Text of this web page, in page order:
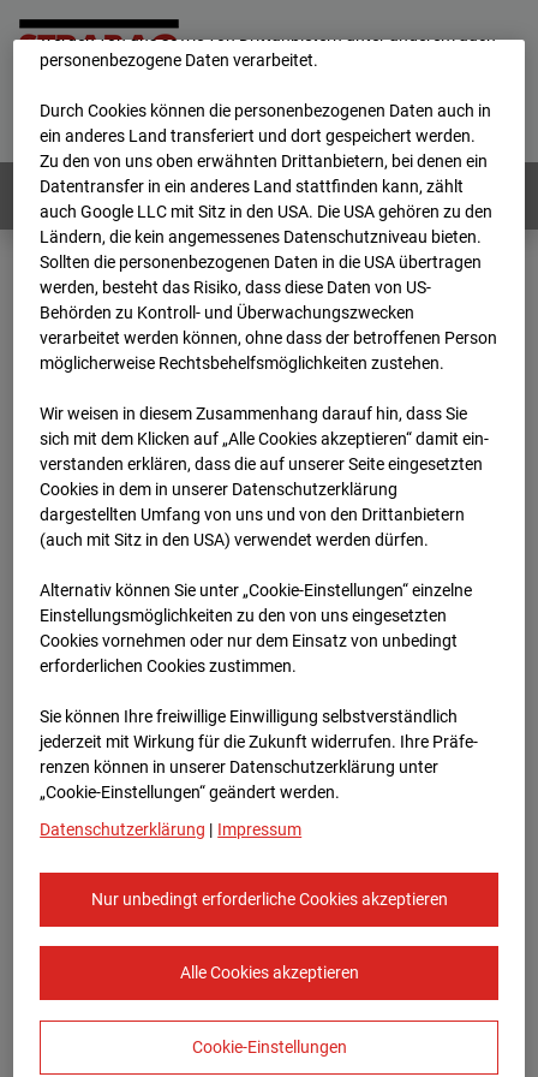
Deutsch / English
Webcams: Alle Länder
Home
Österreich
BC-179 - BV-Meischlgasse Bpl 5B – 96WE - Cam 1
Archiv
2026 07 08 15:00
BC-179 - BV-
Meischlgasse Bpl 5B –
96WE - Cam 1
Meischlgasse 32, 1230 Wien
Zur Übersicht
Europe/Vienna
werden von uns sowie von Drittanbietern unter anderem auch
personenbezogene Daten verarbeitet.
Durch Cookies können die personenbezogenen Daten auch in
ein anderes Land transferiert und dort gespeichert werden.
Zu den von uns oben erwähnten Drittanbietern, bei denen ein
Datentransfer in ein anderes Land stattfinden kann, zählt
auch Google LLC mit Sitz in den USA. Die USA gehören zu den
Ländern, die kein angemessenes Datenschutzniveau bieten.
Sollten die personenbezogenen Daten in die USA übertragen
werden, besteht das Risiko, dass diese Daten von US-
Behörden zu Kontroll- und Überwachungszwecken
verarbeitet werden können, ohne dass der betroffenen Person
möglicherweise Rechtsbehelfsmöglichkeiten zustehen.
Wir weisen in diesem Zusammenhang darauf hin, dass Sie
sich mit dem Klicken auf „Alle Cookies akzeptieren“ damit ein­
ver­standen erklären, dass die auf unserer Seite eingesetzten
Cookies in dem in unserer Datenschutzerklärung
dargestellten Umfang von uns und von den Drittanbietern
(auch mit Sitz in den USA) verwendet werden dürfen.
Alternativ können Sie unter „Cookie-Einstellungen“ einzelne
Einstellungsmöglichkeiten zu den von uns eingesetzten
Cookies vornehmen oder nur dem Einsatz von unbedingt
erforderlichen Cookies zustimmen.
Sie können Ihre freiwillige Einwilligung selbstverständlich
jederzeit mit Wirkung für die Zukunft widerrufen. Ihre Prä­fe­
renzen können in unserer Datenschutzerklärung unter
„Cookie-Einstellungen“ geändert werden.
Datenschutzerklärung | Impressum
Nur unbedingt erforderliche Cookies akzeptieren
Alle Cookies akzeptieren
Cookie-Einstellungen